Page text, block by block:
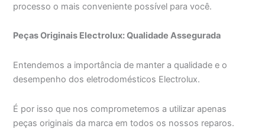
processo o mais conveniente possível para você.
Peças Originais Electrolux: Qualidade Assegurada
Entendemos a importância de manter a qualidade e o
desempenho dos eletrodomésticos Electrolux.
É por isso que nos comprometemos a utilizar apenas
peças originais da marca em todos os nossos reparos.